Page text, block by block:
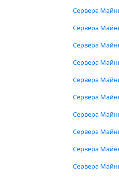
Сервера
Сервера
Сервера
Сервера
Сервера
Сервера
Сервера
Сервера
Сервера
Сервера